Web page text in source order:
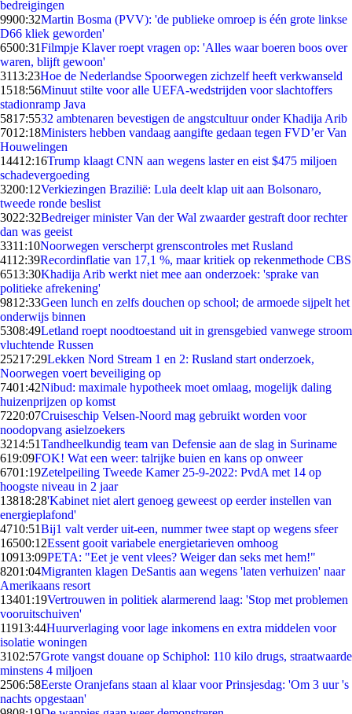
bedreigingen
9900:32Martin Bosma (PVV): 'de publieke omroep is één grote linkse
D66 kliek geworden'
6500:31Filmpje Klaver roept vragen op: 'Alles waar boeren boos over
waren, blijft gewoon'
3113:23Hoe de Nederlandse Spoorwegen zichzelf heeft verkwanseld
1518:56Minuut stilte voor alle UEFA-wedstrijden voor slachtoffers
stadionramp Java
5817:5532 ambtenaren bevestigen de angstcultuur onder Khadija Arib
7012:18Ministers hebben vandaag aangifte gedaan tegen FVD’er Van
Houwelingen
14412:16Trump klaagt CNN aan wegens laster en eist $475 miljoen
schadevergoeding
3200:12Verkiezingen Brazilië: Lula deelt klap uit aan Bolsonaro,
tweede ronde beslist
3022:32Bedreiger minister Van der Wal zwaarder gestraft door rechter
dan was geeist
3311:10Noorwegen verscherpt grenscontroles met Rusland
4112:39Recordinflatie van 17,1 %, maar kritiek op rekenmethode CBS
6513:30Khadija Arib werkt niet mee aan onderzoek: 'sprake van
politieke afrekening'
9812:33Geen lunch en zelfs douchen op school; de armoede sijpelt het
onderwijs binnen
5308:49Letland roept noodtoestand uit in grensgebied vanwege stroom
vluchtende Russen
25217:29Lekken Nord Stream 1 en 2: Rusland start onderzoek,
Noorwegen voert beveiliging op
7401:42Nibud: maximale hypotheek moet omlaag, mogelijk daling
huizenprijzen op komst
7220:07Cruiseschip Velsen-Noord mag gebruikt worden voor
noodopvang asielzoekers
3214:51Tandheelkundig team van Defensie aan de slag in Suriname
619:09FOK! Wat een weer: talrijke buien en kans op onweer
6701:19Zetelpeiling Tweede Kamer 25-9-2022: PvdA met 14 op
hoogste niveau in 2 jaar
13818:28'Kabinet niet alert genoeg geweest op eerder instellen van
energieplafond'
4710:51Bij1 valt verder uit-een, nummer twee stapt op wegens sfeer
16500:12Essent gooit variabele energietarieven omhoog
10913:09PETA: "Eet je vent vlees? Weiger dan seks met hem!"
8201:04Migranten klagen DeSantis aan wegens 'laten verhuizen' naar
Amerikaans resort
13401:19Vertrouwen in politiek alarmerend laag: 'Stop met problemen
vooruitschuiven'
11913:44Huurverlaging voor lage inkomens en extra middelen voor
isolatie woningen
3102:57Grote vangst douane op Schiphol: 110 kilo drugs, straatwaarde
minstens 4 miljoen
2506:58Eerste Oranjefans staan al klaar voor Prinsjesdag: 'Om 3 uur 's
nachts opgestaan'